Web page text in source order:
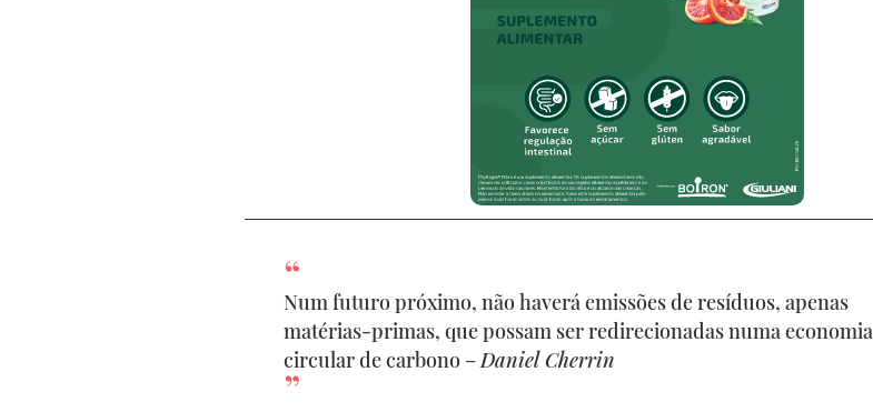
Num futuro próximo, não haverá emissões de resíduos, apenas
matérias-primas, que possam ser redirecionadas numa economia
circular de carbono – Daniel Cherrin